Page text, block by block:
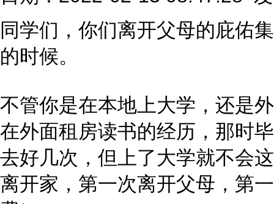
同学们，你们离开父母的庇佑
的时候。
不管你是在本地上大学，还是
在外面租房读书的经历，那时
去好几次，但上了大学就不会
离开家，第一次离开父母，第